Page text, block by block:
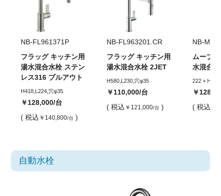
NB-FL961371P
フラッグ キッチン用
湯水混合水栓 ステン
レス316 プルアウト
H418,L224,穴φ35
￥128,000/台
( 税込 ￥140,800/台 )
NB-FL963201.CR
フラッグ キッチン用
湯水混合水栓 2JET
H580,L230,穴φ35
￥110,000/台
( 税込 ￥121,000/台 )
NB-
ムーブ
水混合
222 ×
￥
( 税込
自動水栓